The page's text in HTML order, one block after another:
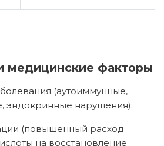
медицинские факторы
(аутоиммунные,
эндокринные нарушения);
(повышенный расход
на восстановление